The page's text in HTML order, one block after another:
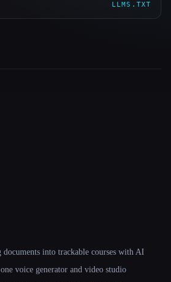
LLMS.TXT
into trackable courses with AI
voice generator and video studio